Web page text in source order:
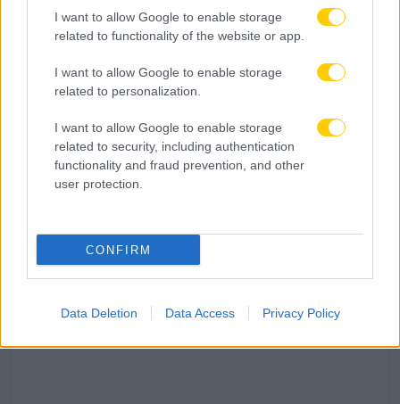
I want to allow Google to enable storage
related to functionality of the website or app.
I want to allow Google to enable storage
related to personalization.
I want to allow Google to enable storage
related to security, including authentication
functionality and fraud prevention, and other
user protection.
CONFIRM
Data Deletion Data Access Privacy Policy
Super 3 για Μιχάλη Κατσούρη: «Ο χρόνος περνά, η
μνήμη μένει» (ΦΩΤΟ)